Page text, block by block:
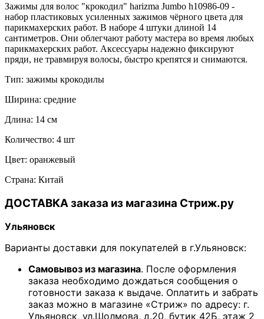
Зажимы для волос "крокодил" harizma Jumbo h10986-09 -
набор пластиковых усиленных зажимов чёрного цвета для
парикмахерских работ. В наборе 4 штуки длиной 14
сантиметров. Они облегчают работу мастера во время любых
парикмахерских работ. Аксессуары надежно фиксируют
пряди, не травмируя волосы, быстро крепятся и снимаются.
Тип: зажимы крокодилы
Ширина: средние
Длина: 14 см
Количество: 4 шт
Цвет: оранжевый
Страна: Китай
ДОСТАВКА заказа из магазина Стриж.ру
Ульяновск
Варианты доставки для покупателей в г.Ульяновск:
Самовывоз из магазина. После оформления
заказа необходимо дождаться сообщения о
готовности заказа к выдаче. Оплатить и забрать
заказ можно в магазине «Стриж» по адресу: г.
Ульяновск, ул.Шолмова, д.20, бутик 42Б, этаж 2